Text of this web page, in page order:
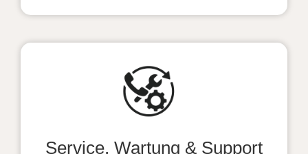
Service, Wartung & Support